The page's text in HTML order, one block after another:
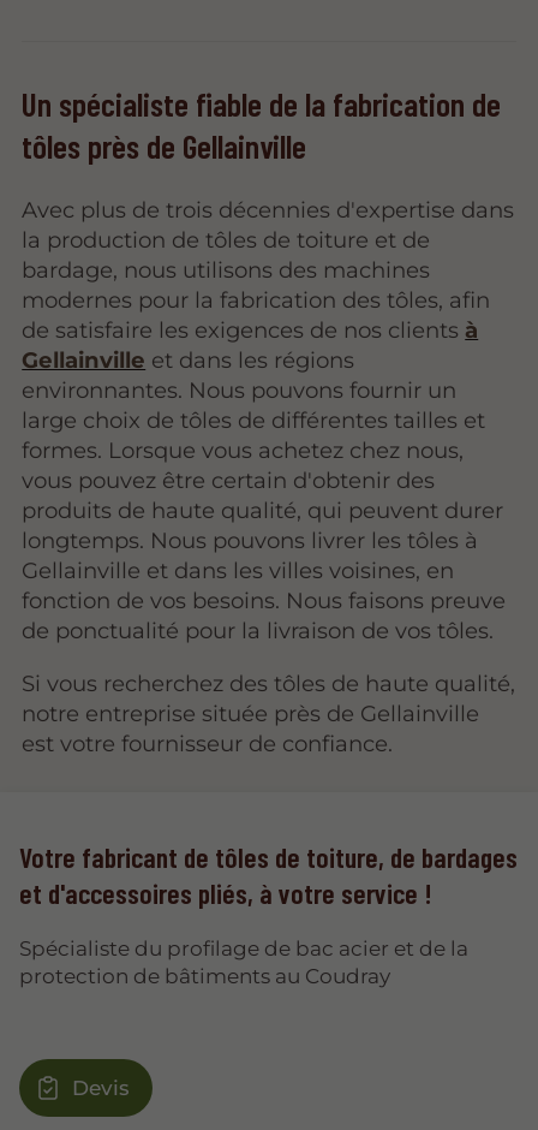
Un spécialiste fiable de la fabrication de
tôles près de Gellainville
Avec plus de trois décennies d'expertise dans
la production de tôles de toiture et de
bardage, nous utilisons des machines
modernes pour la fabrication des tôles, afin
de satisfaire les exigences de nos clients à
Gellainville et dans les régions
environnantes. Nous pouvons fournir un
large choix de tôles de différentes tailles et
formes. Lorsque vous achetez chez nous,
vous pouvez être certain d'obtenir des
produits de haute qualité, qui peuvent durer
longtemps. Nous pouvons livrer les tôles à
Gellainville et dans les villes voisines, en
fonction de vos besoins. Nous faisons preuve
de ponctualité pour la livraison de vos tôles.
Si vous recherchez des tôles de haute qualité,
notre entreprise située près de Gellainville
est votre fournisseur de confiance.
Votre fabricant de tôles de toiture, de bardages
et d'accessoires pliés, à votre service !
Spécialiste du profilage de bac acier et de la
protection de bâtiments au Coudray
Devis